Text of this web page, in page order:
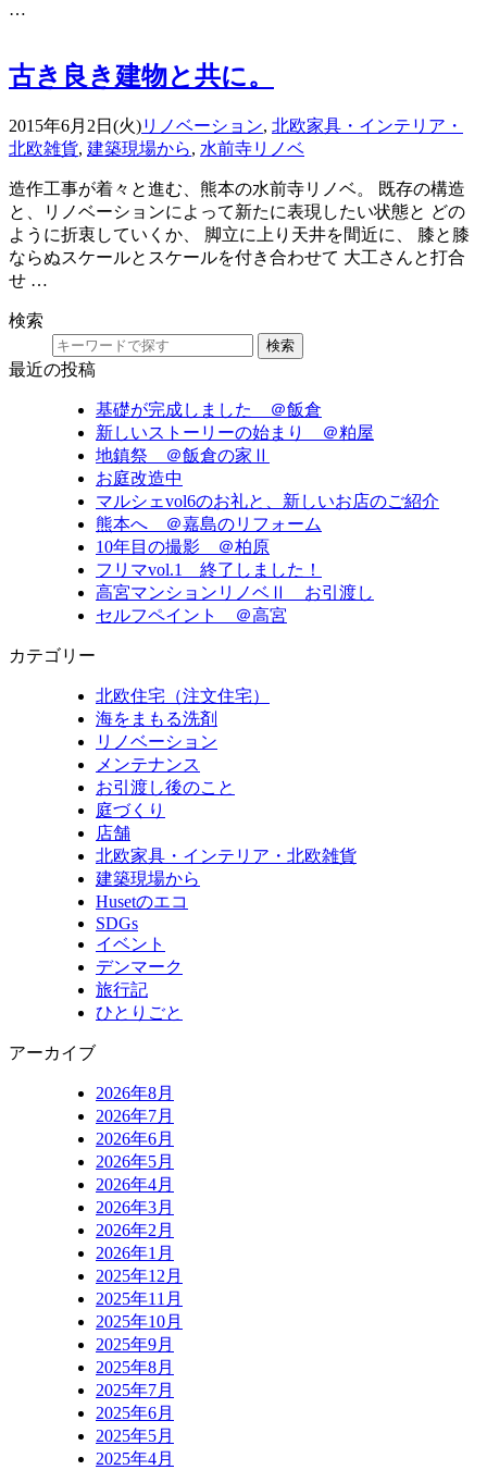
…
古き良き建物と共に。
2015年6月2日(火)リノベーション, 北欧家具・インテリア・
北欧雑貨, 建築現場から, 水前寺リノベ
造作工事が着々と進む、熊本の水前寺リノベ。 既存の構造
と、リノベーションによって新たに表現したい状態と どの
ように折衷していくか、 脚立に上り天井を間近に、 膝と膝
ならぬスケールとスケールを付き合わせて 大工さんと打合
せ …
検索
検索
最近の投稿
基礎が完成しました ＠飯倉
新しいストーリーの始まり ＠粕屋
地鎮祭 ＠飯倉の家Ⅱ
お庭改造中
マルシェvol6のお礼と、新しいお店のご紹介
熊本へ ＠嘉島のリフォーム
10年目の撮影 ＠柏原
フリマvol.1 終了しました！
高宮マンションリノベⅡ お引渡し
セルフペイント ＠高宮
カテゴリー
北欧住宅（注文住宅）
海をまもる洗剤
リノベーション
メンテナンス
お引渡し後のこと
庭づくり
店舗
北欧家具・インテリア・北欧雑貨
建築現場から
Husetのエコ
SDGs
イベント
デンマーク
旅行記
ひとりごと
アーカイブ
2026年8月
2026年7月
2026年6月
2026年5月
2026年4月
2026年3月
2026年2月
2026年1月
2025年12月
2025年11月
2025年10月
2025年9月
2025年8月
2025年7月
2025年6月
2025年5月
2025年4月